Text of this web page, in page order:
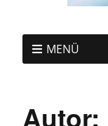
MENÜ
Autor: